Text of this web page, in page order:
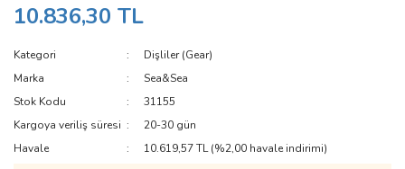
10.836,30 TL
Kategori
Dişliler (Gear)
Marka
Sea&Sea
Stok Kodu
31155
Kargoya veriliş süresi
20-30 gün
Havale
10.619,57 TL (%2,00 havale indirimi)